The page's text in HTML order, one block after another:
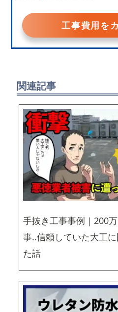
工事費用を
関連記事
手抜き工事事例｜200
事..信頼していた大工
た話